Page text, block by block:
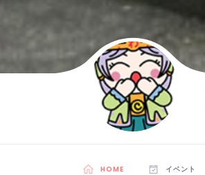
HOME イベント